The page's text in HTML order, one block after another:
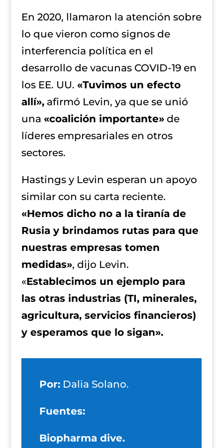
En 2020, llamaron la atención sobre
lo que vieron como signos de
interferencia política en el
desarrollo de vacunas COVID-19 en
los EE. UU. «Tuvimos un efecto
allí»,afirmó Levin, ya que se unió
una «coalición importante»de
líderes empresariales en otros
sectores.
Hastings y Levin esperan un apoyo
similar con su carta reciente.
«Hemos dicho no a la tiranía de
Rusia y brindamos rutas para que
nuestras empresas tomen
medidas», dijo Levin.
«Establecimos un ejemplo para
las otras industrias (TI, minerales,
agricultura, servicios financieros)
y esperamos que lo sigan».
Por:Dalia Solano.
Fuentes:
Biopharma dive.